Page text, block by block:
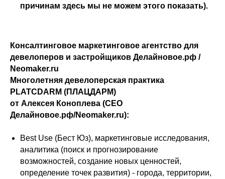
причинам здесь мы не можем этого показать).
Консалтинговое маркетинговое агентство для
девелоперов и застройщиков Делайновое.рф /
Neomaker.ru
Многолетняя девелоперская практика
PLATCDARM (ПЛАЦДАРМ)
от Алексея Коноплева (CEO
Делайновое.рф/Neomaker.ru):
Best Use (Бест Юз), маркетинговые исследования,
аналитика (поиск и прогнозирование
возможностей, создание новых ценностей,
определение точек развития) - города, территории,